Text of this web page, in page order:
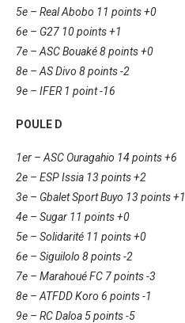
5e – Real Abobo 11 points +0
6e – G27 10 points +1
7e – ASC Bouaké 8 points +0
8e – AS Divo 8 points -2
9e – IFER 1 point -16
POULE D
1er – ASC Ouragahio 14 points +6
2e – ESP Issia 13 points +2
3e – Gbalet Sport Buyo 13 points +1
4e – Sugar 11 points +0
5e – Solidarité 11 points +0
6e – Siguilolo 8 points -2
7e – Marahoué FC 7 points -3
8e – ATFDD Koro 6 points -1
9e – RC Daloa 5 points -5